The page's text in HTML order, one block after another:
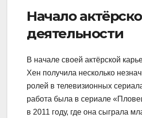
Начало
деятельности
В начале своей актёрской
Хен получила несколько
ролей в телевизионных
работа была в сериале
в 2011 году, где она сыграла